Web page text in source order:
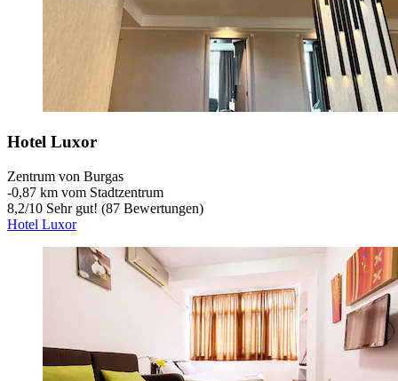
Hotel Luxor
Zentrum von Burgas
‐0,87 km vom Stadtzentrum
8,2/10 Sehr gut! (87 Bewertungen)
Hotel Luxor